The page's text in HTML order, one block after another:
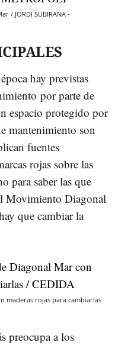
/ JORDI SUBIRANA -
hay previstas
por parte de
espacio protegido por
mantenimiento son
fuentes
rojas sobre las
para saber las que
Movimiento Diagonal
que cambiar la
maderas rojas para cambiarlas
preocupa a los